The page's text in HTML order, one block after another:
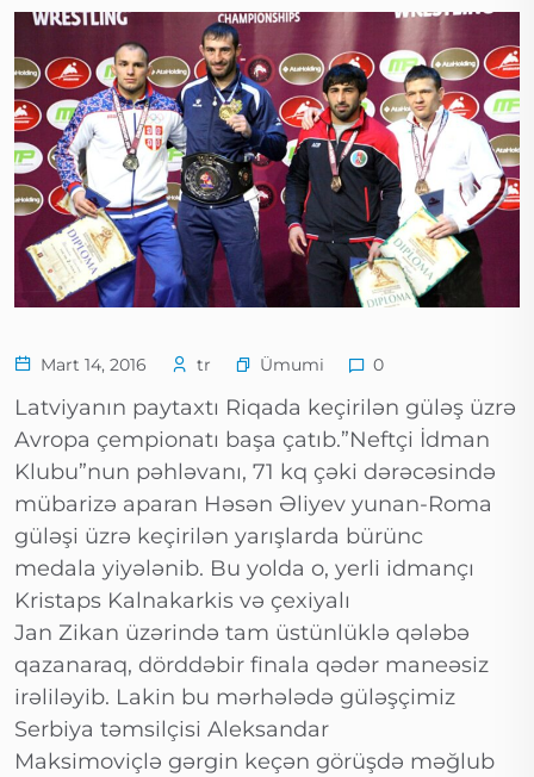
Mart 14, 2016 tr Ümumi 0
Latviyanın paytaxtı Riqada keçirilən güləş üzrə
Avropa çempionatı başa çatıb.”Neftçi İdman
Klubu”nun pəhləvanı, 71 kq çəki dərəcəsində
mübarizə aparan Həsən Əliyev yunan-Roma
güləşi üzrə keçirilən yarışlarda bürünc
medala yiyələnib. Bu yolda o, yerli idmançı
Kristaps Kalnakarkis və çexiyalı
Jan Zikan üzərində tam üstünlüklə qələbə
qazanaraq, dörddəbir finala qədər maneəsiz
irəliləyib. Lakin bu mərhələdə güləşçimiz
Serbiya təmsilçisi Aleksandar
Maksimoviçlə gərgin keçən görüşdə məğlub